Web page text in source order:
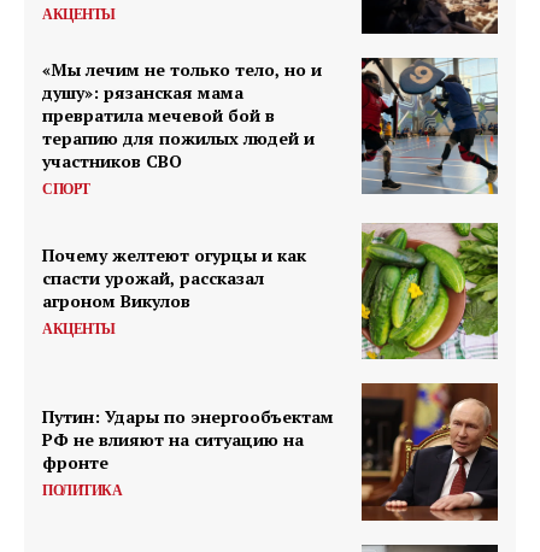
АКЦЕНТЫ
«Мы лечим не только тело, но и
душу»: рязанская мама
превратила мечевой бой в
терапию для пожилых людей и
участников СВО
СПОРТ
Почему желтеют огурцы и как
спасти урожай, рассказал
агроном Викулов
АКЦЕНТЫ
Путин: Удары по энергообъектам
РФ не влияют на ситуацию на
фронте
ПОЛИТИКА